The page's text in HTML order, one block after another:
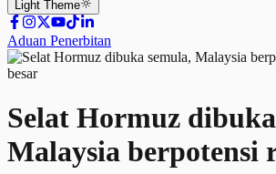
Light Theme
Aduan Penerbitan
Selat Hormuz
Malaysia berpotensi